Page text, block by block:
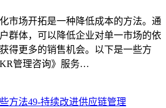
市场开拓是一种降低成本的方法。通
群体，可以降低企业对单一市场的依
得更多的销售机会。以下是一些方
管理咨询》服务…